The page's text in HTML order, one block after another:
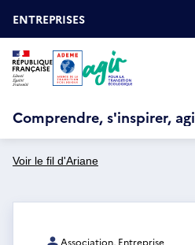
auOUVRIR
LE
MENU
ESPACE
ENTREPRISES
Comprendre, s'inspirer,
Voir le fil d'Ariane
Association, Entreprise